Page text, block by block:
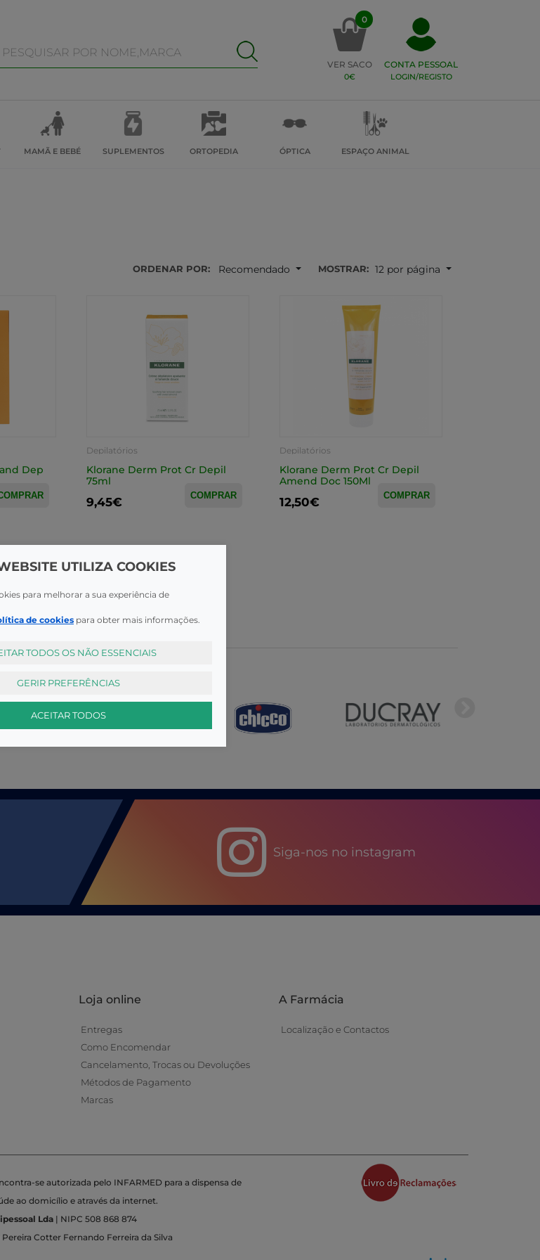
0
VER SACO
0€
CONTA PESSOAL
LOGIN/REGISTO
MAMÃ E BEBÉ SUPLEMENTOS ORTOPEDIA ÓPTICA ESPAÇO ANIMAL
ORDENAR POR: Recomendado MOSTRAR: 12 por página
Dep
Depilatórios
Klorane Derm Prot Cr Depil
75ml
9,45€ COMPRAR
Depilatórios
Klorane Derm Prot Cr Depil
Amend Doc 150Ml
12,50€ COMPRAR
Siga-nos no instagram
Loja online
Entregas
Como Encomendar
Cancelamento, Trocas ou Devoluções
Métodos de Pagamento
Marcas
A Farmácia
Localização e Contactos
se autorizada pelo INFARMED para a dispensa de
ao domicílio e através da internet.
Lda | NIPC 508 868 874
Cotter Fernando Ferreira da Silva
UTILIZA COOKIES
para melhorar a sua experiência de
de cookies para obter mais informações.
TODOS OS NÃO ESSENCIAIS
GERIR PREFERÊNCIAS
ACEITAR TODOS